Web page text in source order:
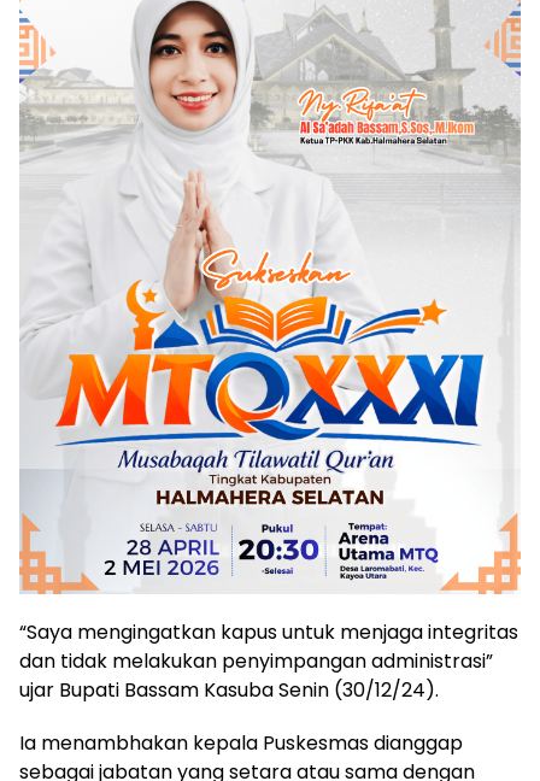
“Saya mengingatkan kapus untuk menjaga integritas
dan tidak melakukan penyimpangan administrasi”
ujar Bupati Bassam Kasuba Senin (30/12/24).
Ia menambhakan kepala Puskesmas dianggap
sebagai jabatan yang setara atau sama dengan